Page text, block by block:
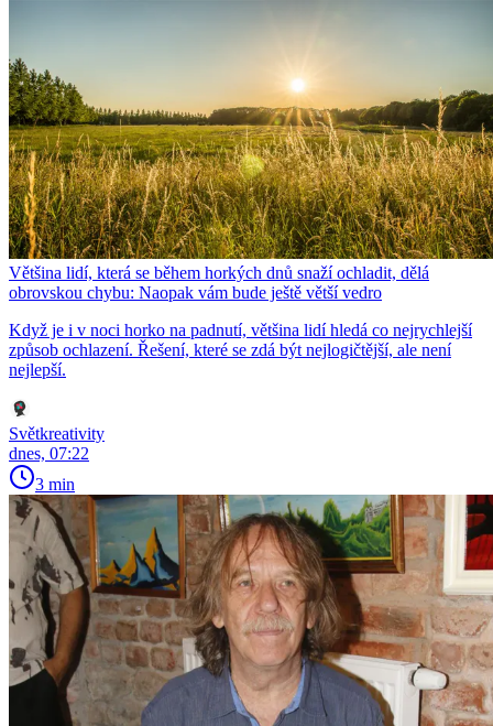
Většina lidí, která se během horkých dnů snaží ochladit, dělá
obrovskou chybu: Naopak vám bude ještě větší vedro
Když je i v noci horko na padnutí, většina lidí hledá co nejrychlejší
způsob ochlazení. Řešení, které se zdá být nejlogičtější, ale není
nejlepší.
Světkreativity
dnes, 07:22
3 min